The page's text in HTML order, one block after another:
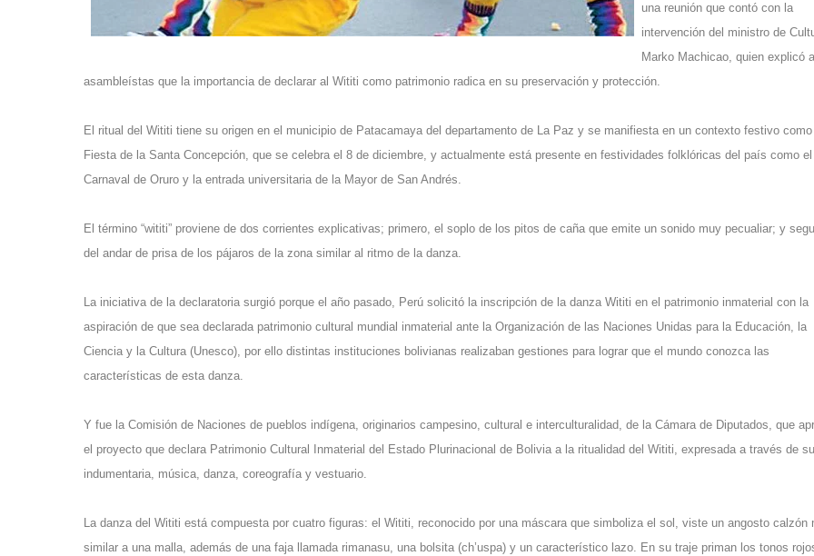
una reunión que contó con la
intervención del ministro de
Marko Machicao, quien explicó
asambleístas que la importancia de declarar al Wititi como patrimonio radica en su preservación y protección.
El ritual del Wititi tiene su origen en el municipio de Patacamaya del departamento de La Paz y se manifiesta en un contexto festivo
Fiesta de la Santa Concepción, que se celebra el 8 de diciembre, y actualmente está presente en festividades folklóricas del país como el
Carnaval de Oruro y la entrada universitaria de la Mayor de San Andrés.
El término “wititi” proviene de dos corrientes explicativas; primero, el soplo de los pitos de caña que emite un sonido muy pecualiar; y
del andar de prisa de los pájaros de la zona similar al ritmo de la danza.
La iniciativa de la declaratoria surgió porque el año pasado, Perú solicitó la inscripción de la danza Wititi en el patrimonio inmaterial con la
aspiración de que sea declarada patrimonio cultural mundial inmaterial ante la Organización de las Naciones Unidas para la Educación, la
Ciencia y la Cultura (Unesco), por ello distintas instituciones bolivianas realizaban gestiones para lograr que el mundo conozca las
características de esta danza.
Y fue la Comisión de Naciones de pueblos indígena, originarios campesino, cultural e interculturalidad, de la Cámara de Diputados, que
el proyecto que declara Patrimonio Cultural Inmaterial del Estado Plurinacional de Bolivia a la ritualidad del Wititi, expresada a través de su
indumentaria, música, danza, coreografía y vestuario.
La danza del Wititi está compuesta por cuatro figuras: el Wititi, reconocido por una máscara que simboliza el sol, viste un angosto calzón
similar a una malla, además de una faja llamada rimanasu, una bolsita (ch’uspa) y un característico lazo. En su traje priman los tonos